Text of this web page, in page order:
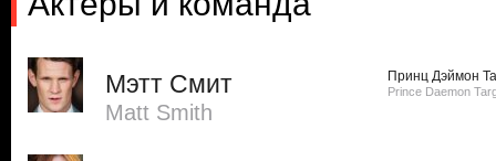
Мэтт Смит
Matt Smith
Принц Дэймон
Prince Daemon